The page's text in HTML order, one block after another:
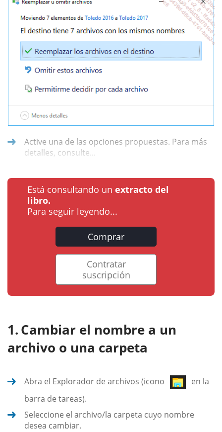
Active una de las opciones propuestas. Para más
detalles, consulte...
Está consultando un extracto del
libro.
Para seguir leyendo...
Comprar
Contratar
suscripción
Cambiar el nombre a un
archivo o una carpeta
Abra el Explorador de archivos (icono
en la
barra de tareas).
Seleccione el archivo/la carpeta cuyo nombre
desea cambiar.